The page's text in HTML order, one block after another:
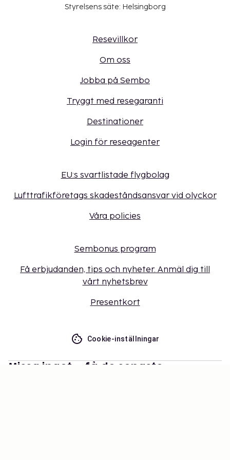
Styrelsens säte: Helsingborg
Resevillkor
Om oss
Jobba på Sembo
Tryggt med resegaranti
Destinationer
Login för reseagenter
EU:s svartlistade flygbolag
Lufttrafikföretags skadeståndsansvar vid olyckor
Våra policies
Sembonus program
Få erbjudanden, tips och nyheter. Anmäl dig till
vårt nyhetsbrev
Presentkort
Cookie-inställningar
Missa inget – få de senaste